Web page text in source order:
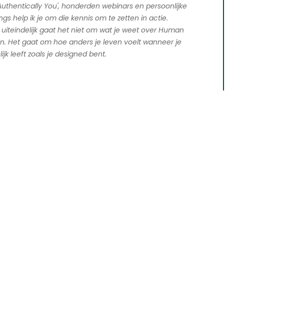
You', honderden webinars en persoonlijke
help ik je om die kennis om te zetten in actie.
gaat het niet om wat je weet over Human
Het gaat om hoe anders je leven voelt wanneer je
leeft zoals je designed bent.